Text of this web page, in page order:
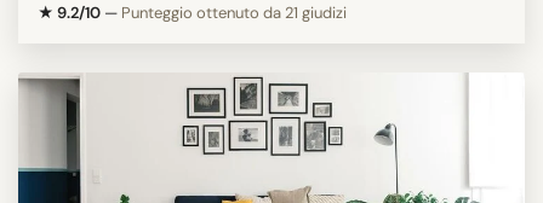
★ 9.2/10 — Punteggio ottenuto da 21 giudizi